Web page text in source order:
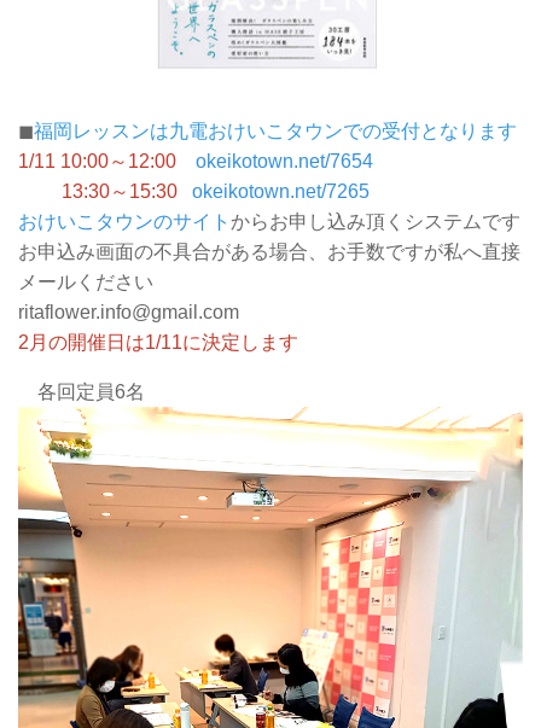
◼福岡レッスンは九電おけいこタウンでの受付となります
1/11 10:00～12:00 okeikotown.net/7654
13:30～15:30 okeikotown.net/7265
おけいこタウンのサイト からお申し込み頂くシステムです
お申込み画面の不具合がある場合、お手数ですが私へ直接
メールください
ritaflower.info@gmail.com
2月の開催日は1/11に決定します
各回定員6名